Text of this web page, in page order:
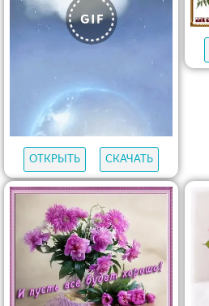
ОТКРЫТЬ СКАЧАТЬ